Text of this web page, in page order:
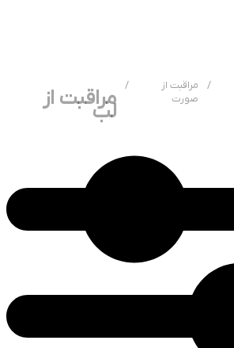
/
مراقبت از
صورت
/
مراقبت از
لب